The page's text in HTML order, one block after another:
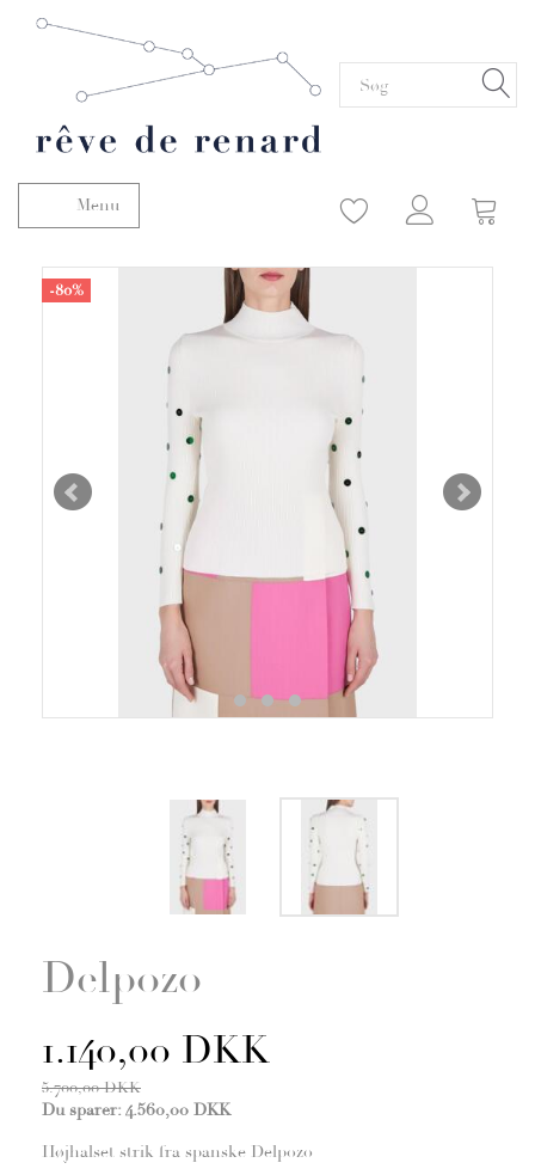
Skifte navigation
Menu
-80%
Delpozo
1.140,00 DKK
5.700,00 DKK
Du sparer: 4.560,00 DKK
Højhalset strik fra spanske Delpozo